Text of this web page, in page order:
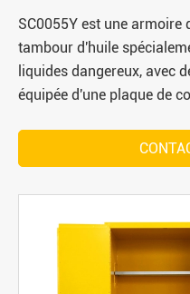
SC0055Y est une armoire
tambour d'huile
liquides dangereux, avec
équipée d'une plaque de